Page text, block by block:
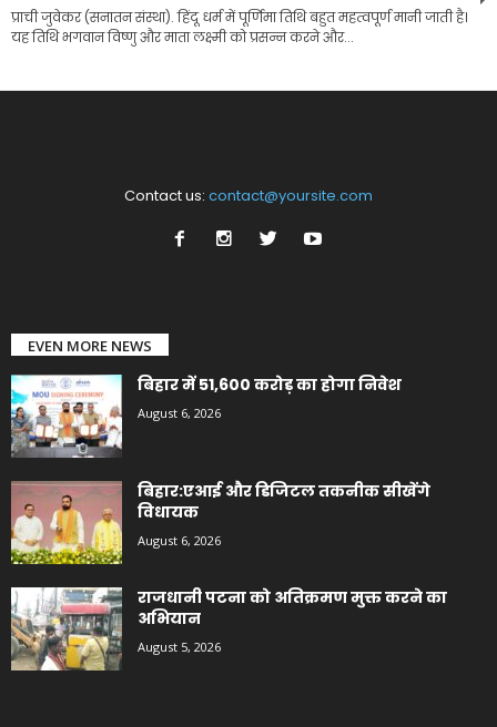
प्राची जुवेकर (सनातन संस्था). हिंदू धर्म में पूर्णिमा तिथि बहुत महत्वपूर्ण मानी जाती है।
यह तिथि भगवान विष्णु और माता लक्ष्मी को प्रसन्न करने और...
Contact us: contact@yoursite.com
EVEN MORE NEWS
बिहार में 51,600 करोड़ का होगा निवेश
August 6, 2026
बिहार:एआई और डिजिटल तकनीक सीखेंगे
विधायक
August 6, 2026
राजधानी पटना को अतिक्रमण मुक्त करने का
अभियान
August 5, 2026